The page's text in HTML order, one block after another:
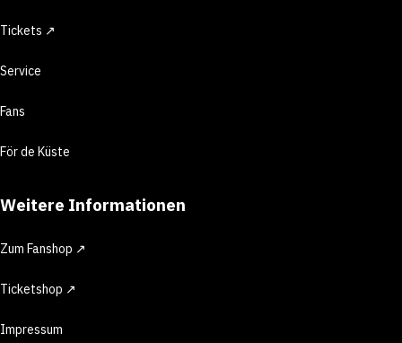
Tickets ↗
Service
Fans
För de Küste
Weitere Informationen
Zum Fanshop ↗
Ticketshop ↗
Impressum